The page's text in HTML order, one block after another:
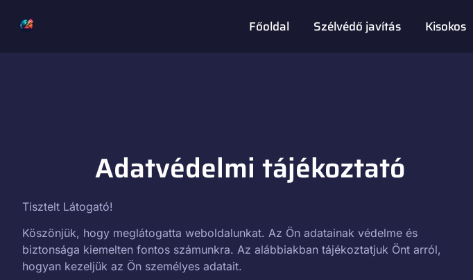
Főoldal Szélvédő javítás Kisokos
Adatvédelmi tájékoztató
Tisztelt Látogató!
Köszönjük, hogy meglátogatta weboldalunkat. Az Ön adatainak védelme és
biztonsága kiemelten fontos számunkra. Az alábbiakban tájékoztatjuk Önt arról,
hogyan kezeljük az Ön személyes adatait.